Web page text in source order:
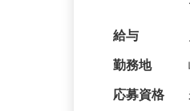
給与
勤務地